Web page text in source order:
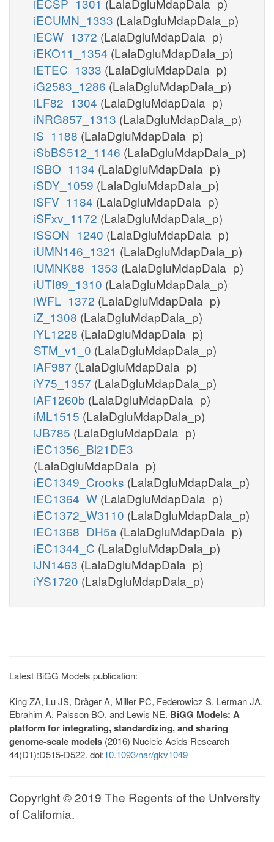
iECUMN_1333 (LalaDgluMdapDala_p)
iECW_1372 (LalaDgluMdapDala_p)
iEKO11_1354 (LalaDgluMdapDala_p)
iETEC_1333 (LalaDgluMdapDala_p)
iG2583_1286 (LalaDgluMdapDala_p)
iLF82_1304 (LalaDgluMdapDala_p)
iNRG857_1313 (LalaDgluMdapDala_p)
iS_1188 (LalaDgluMdapDala_p)
iSbBS512_1146 (LalaDgluMdapDala_p)
iSBO_1134 (LalaDgluMdapDala_p)
iSDY_1059 (LalaDgluMdapDala_p)
iSFV_1184 (LalaDgluMdapDala_p)
iSFxv_1172 (LalaDgluMdapDala_p)
iSSON_1240 (LalaDgluMdapDala_p)
iUMN146_1321 (LalaDgluMdapDala_p)
iUMNK88_1353 (LalaDgluMdapDala_p)
iUTI89_1310 (LalaDgluMdapDala_p)
iWFL_1372 (LalaDgluMdapDala_p)
iZ_1308 (LalaDgluMdapDala_p)
iYL1228 (LalaDgluMdapDala_p)
STM_v1_0 (LalaDgluMdapDala_p)
iAF987 (LalaDgluMdapDala_p)
iY75_1357 (LalaDgluMdapDala_p)
iAF1260b (LalaDgluMdapDala_p)
iML1515 (LalaDgluMdapDala_p)
iJB785 (LalaDgluMdapDala_p)
iEC1356_Bl21DE3
(LalaDgluMdapDala_p)
iEC1349_Crooks (LalaDgluMdapDala_p)
iEC1364_W (LalaDgluMdapDala_p)
iEC1372_W3110 (LalaDgluMdapDala_p)
iEC1368_DH5a (LalaDgluMdapDala_p)
iEC1344_C (LalaDgluMdapDala_p)
iJN1463 (LalaDgluMdapDala_p)
iYS1720 (LalaDgluMdapDala_p)
Latest BiGG Models publication:
King ZA, Lu JS, Dräger A, Miller PC, Federowicz S, Lerman JA,
Ebrahim A, Palsson BO, and Lewis NE. BiGG Models: A
platform for integrating, standardizing, and sharing
genome-scale models (2016) Nucleic Acids Research
44(D1):D515-D522. doi:10.1093/nar/gkv1049
Copyright © 2019 The Regents of the University
of California.